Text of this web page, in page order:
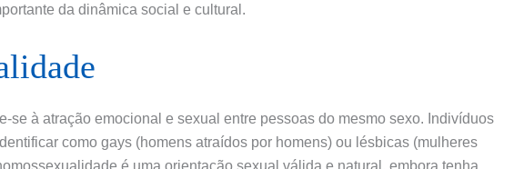
da dinâmica social e cultural.
se à atração emocional e sexual entre pessoas do mesmo sexo. Indivíduos
como gays (homens atraídos por homens) ou lésbicas (mulheres